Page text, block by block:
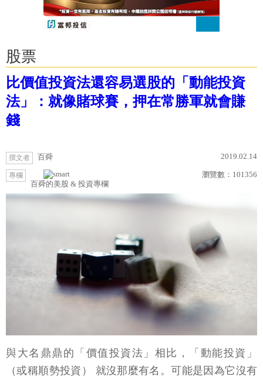
股票
比價值投資法還容易選股的「動能投資
法」：就像賭球賽，押在常勝軍就會賺
錢
撰文者 百舜 2019.02.14
專欄
百舜的美股 & 投資專欄
瀏覽數： 101356
與大名鼎鼎的「價值投資法」相比，「動能投資」
（或稱順勢投資） 就沒那麼有名。可能是因為它沒有